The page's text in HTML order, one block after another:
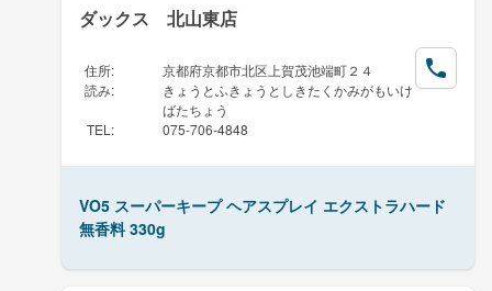
ダックス 北山東店
住所:
京都府京都市北区上賀茂池端町２４
読み:
きょうとふきょうとしきたくかみがもいけ
ばたちょう
TEL : 075-706-4848
VO5 スーパーキープ ヘアスプレイ エクストラハード
無香料 330g